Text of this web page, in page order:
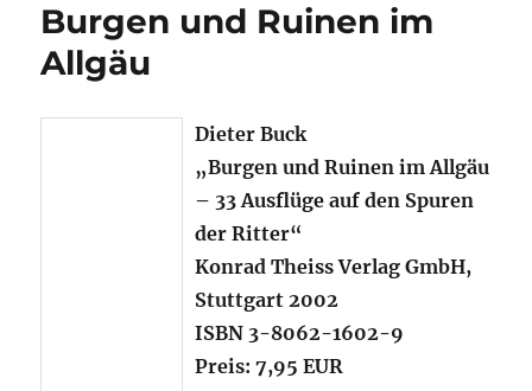
Burgen und Ruinen im
Allgäu
Dieter Buck
„Burgen und Ruinen im Allgäu
– 33 Ausflüge auf den Spuren
der Ritter“
Konrad Theiss Verlag GmbH,
Stuttgart 2002
ISBN 3-8062-1602-9
Preis: 7,95 EUR